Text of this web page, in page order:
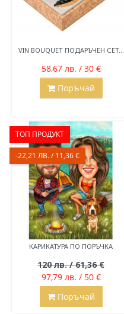
VIN BOUQUET ПОДАРЪЧЕН СЕТ...
58,67 лв. / 30 €
Поръчай
КАРИКАТУРА ПО ПОРЪЧКА
120 лв. / 61,36 €
97,79 лв. / 50 €
ТОП ПРОДУКТ
-22,21 ЛВ. / 11,36 €
Поръчай